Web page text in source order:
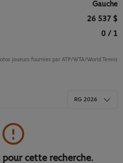
Gauche
26 537 $
0 / 1
joueurs fournies par ATP/WTA/World Tennis
RG 2026
pour cette recherche.